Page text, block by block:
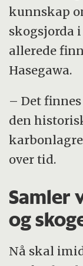
kunnskap
skogsjorda
allerede
Hasegawa.
– Det
den
over tid.
Samler
og
Nå skal